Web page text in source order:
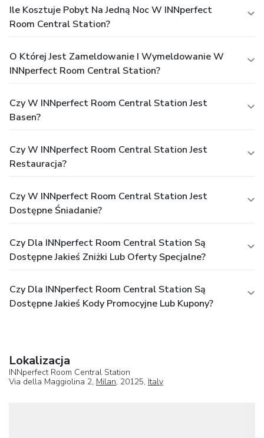
Ile Kosztuje Pobyt Na Jedną Noc W INNperfect
Room Central Station?
O Której Jest Zameldowanie I Wymeldowanie W
INNperfect Room Central Station?
Czy W INNperfect Room Central Station Jest
Basen?
Czy W INNperfect Room Central Station Jest
Restauracja?
Czy W INNperfect Room Central Station Jest
Dostępne Śniadanie?
Czy Dla INNperfect Room Central Station Są
Dostępne Jakieś Zniżki Lub Oferty Specjalne?
Czy Dla INNperfect Room Central Station Są
Dostępne Jakieś Kody Promocyjne Lub Kupony?
Lokalizacja
INNperfect Room Central Station
Via della Maggiolina 2, Milan, 20125, Italy